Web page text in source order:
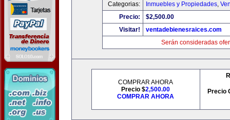
Categorias:
Inmuebles y Propiedades,
Precio:
$2,500.00
Visitar!
ventadebienesraices.com
Serán consideradas
COMPRAR AHORA
Precio $2,500.00
COMPRAR AHORA
Precio